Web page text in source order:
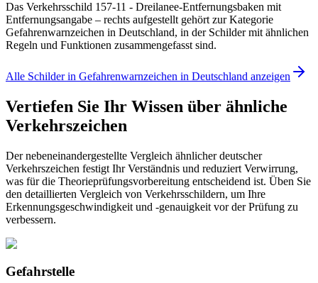
Das Verkehrsschild 157-11 - Dreilanee-Entfernungsbaken mit
Entfernungsangabe – rechts aufgestellt gehört zur Kategorie
Gefahrenwarnzeichen in Deutschland, in der Schilder mit ähnlichen
Regeln und Funktionen zusammengefasst sind.
Alle Schilder in Gefahrenwarnzeichen in Deutschland anzeigen
Vertiefen Sie Ihr Wissen über ähnliche
Verkehrszeichen
Der nebeneinandergestellte Vergleich ähnlicher deutscher
Verkehrszeichen festigt Ihr Verständnis und reduziert Verwirrung,
was für die Theorieprüfungsvorbereitung entscheidend ist. Üben Sie
den detaillierten Vergleich von Verkehrsschildern, um Ihre
Erkennungsgeschwindigkeit und -genauigkeit vor der Prüfung zu
verbessern.
Gefahrstelle